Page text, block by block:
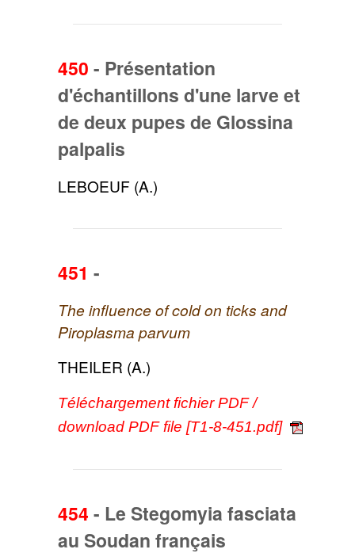
450 - Présentation
d'échantillons d'une larve et
de deux pupes de Glossina
palpalis
LEBOEUF (A.)
451 -
The influence of cold on ticks and
Piroplasma parvum
THEILER (A.)
Téléchargement fichier PDF /
download PDF file [T1-8-451.pdf]
454 - Le Stegomyia fasciata
au Soudan français